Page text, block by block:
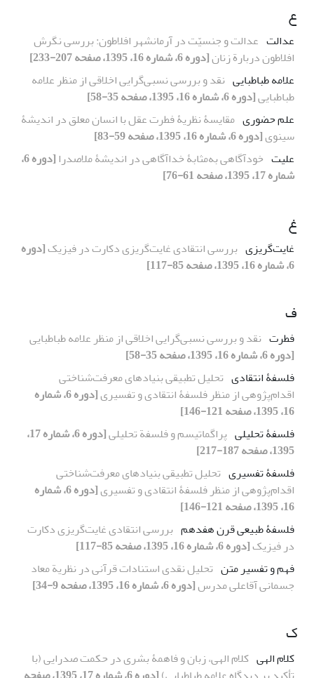
ع
عدالت عدالت و جنسیّت در آرمانشهر افلاطون: بررسی نگرش
افلاطون دربارة زنان[دوره 6، شماره 16، 1395، صفحه 207-233]
علامه طباطبایی نقد و بررسی نسبی‌گرایی اخلاقی از منظر علامه
طباطبایی[دوره 6، شماره 16، 1395، صفحه 35-58]
علم حضوری مقایسۀ‌ نظریۀ فطرت عقل با انسان معلق در اندیشۀ‌
سینوی[دوره 6، شماره 16، 1395، صفحه 59-83]
علیت خودآگاهی به‌مثابۀ خداآگاهی در اندیشۀ ملاصدرا
[دوره 6،
شماره 17، 1395، صفحه 61-76]
غ
غایت‌گریزی بررسی انتقادی غایت‌گریزی دکارت در فیزیک[دوره
6، شماره 16، 1395، صفحه 85-117]
ف
فطرت نقد و بررسی نسبی‌گرایی اخلاقی از منظر علامه طباطبایی
[دوره 6، شماره 16، 1395، صفحه 35-58]
فلسفۀ انتقادی تحلیل تطبیقی بنیادهای معرفت‌شناختی
اقدام‌پژوهی از منظر فلسفۀ انتقادی و تفسیری
[دوره 6، شماره
16، 1395، صفحه 121-146]
فلسفۀ تحلیلی پراگماتیسم و فلسفة تحلیلی
[دوره 6، شماره 17،
1395، صفحه 187-217]
فلسفۀ تفسیری تحلیل تطبیقی بنیادهای معرفت‌شناختی
اقدام‌پژوهی از منظر فلسفۀ انتقادی و تفسیری
[دوره 6، شماره
16، 1395، صفحه 121-146]
فلسفۀ طبیعی قرن هفدهم بررسی انتقادی غایت‌گریزی دکارت
در فیزیک[دوره 6، شماره 16، 1395، صفحه 85-117]
فهم و تفسیر متن تحلیل نقدی استنادات قرآنی در نظریة معاد
جسمانی آقاعلی مدرس[دوره 6، شماره 16، 1395، صفحه 9-34]
ک
کلام الهی کلام الهی، زبان و فاهمۀ بشری در حکمت صدرایی (با